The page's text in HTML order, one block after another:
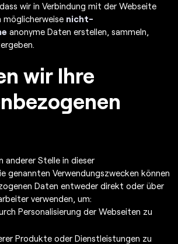
wir in Verbindung mit der Webseite
nicht-
anonyme Daten erstellen, sammeln,
wir Ihre
anderer Stelle in dieser
genannten Verwendungszwecken können
Daten entweder direkt oder über
verwenden, um:
Personalisierung der Webseiten zu
Produkte oder Dienstleistungen zu